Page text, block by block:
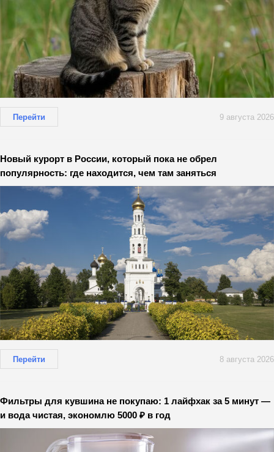
Перейти 9 августа 2026
Новый курорт в России, который пока не обрел
популярность: где находится, чем там заняться
Перейти 8 августа 2026
Фильтры для кувшина не покупаю: 1 лайфхак за 5 минут —
и вода чистая, экономлю 5000 ₽ в год